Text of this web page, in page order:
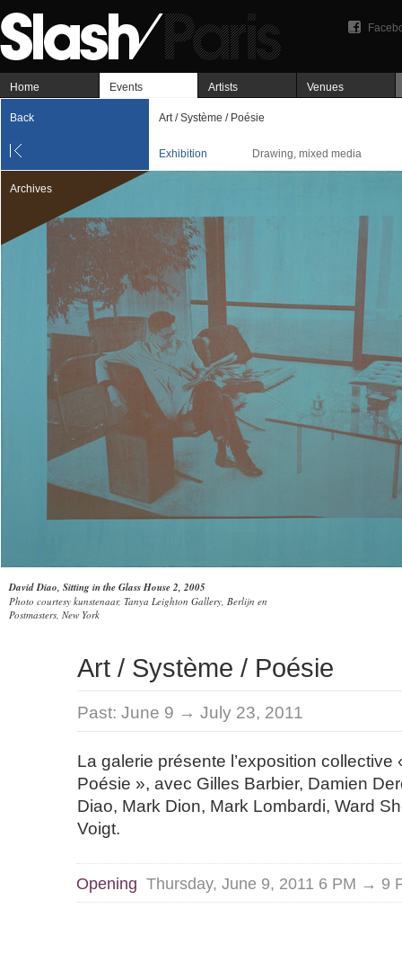
Home Events Artists Venues
Back Art / Système / Poésie
Exhibition Drawing, mixed media
Archives
David Diao, Sitting in the Glass House 2, 2005
Photo courtesy kunstenaar, Tanya Leighton Gallery, Berlijn en
Postmasters, New York
Art / Système / Poésie
Past: June 9 → July 23, 2011
La galerie présente l’exposition collective
Poésie », avec Gilles Barbier, Damien
Diao, Mark Dion, Mark Lombardi, Ward
Voigt.
Opening Thursday, June 9, 2011 6 PM → 9